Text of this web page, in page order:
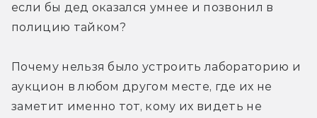
если бы дед оказался умнее и позвонил в
полицию тайком?
Почему нельзя было устроить лабораторию и
аукцион в любом другом месте, где их не
заметит именно тот, кому их видеть не